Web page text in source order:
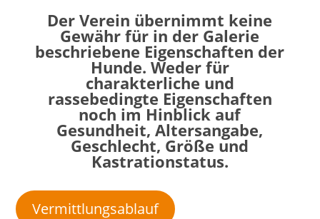
Der Verein übernimmt keine
Gewähr für in der Galerie
beschriebene Eigenschaften der
Hunde. Weder für
charakterliche und
rassebedingte Eigenschaften
noch im Hinblick auf
Gesundheit, Altersangabe,
Geschlecht, Größe und
Kastrationstatus.
Vermittlungsablauf